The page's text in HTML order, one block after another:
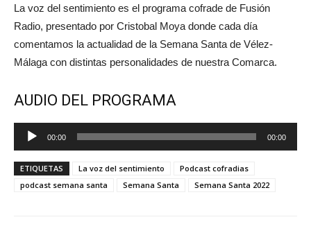
La voz del sentimiento es el programa cofrade de Fusión
Radio, presentado por Cristobal Moya donde cada día
comentamos la actualidad de la Semana Santa de Vélez-
Málaga con distintas personalidades de nuestra Comarca.
AUDIO DEL PROGRAMA
Reproductor
de
audio
00:00 00:00
ETIQUETAS La voz del sentimiento
Podcast cofradias
podcast semana santa
Semana Santa Semana Santa 2022